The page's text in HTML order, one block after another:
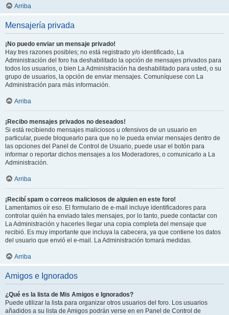
Arriba
Mensajería privada
¡No puedo enviar un mensaje privado!
Hay tres razones posibles; no está registrado y/o identificado, La
Administración del foro ha deshabilitado la opción de mensajes privados para
todos los usuarios, o bien La Administración ha deshabilitado para usted, o su
grupo de usuarios, la opción de enviar mensajes. Comuníquese con La
Administración para más información.
Arriba
¡Recibo mensajes privados no deseados!
Si está recibiendo mensajes maliciosos u ofensivos de un usuario en
particular, puede bloquearlo para que no le pueda enviar mensajes dentro de
las opciones del Panel de Control de Usuario, puede usar el botón para
informar o reportar dichos mensajes a los Moderadores, o comunicarlo a La
Administración.
Arriba
¡Recibí spam o correos maliciosos de alguien en este foro!
Lamentamos oír eso. El formulario de e-mail incluye identificadores para
controlar quién ha enviado tales mensajes, por lo tanto, puede contactar con
La Administración y hacerles llegar una copia completa del mensaje que
recibió. Es muy importante que incluya la cabecera, ya que contiene los datos
del usuario que envió el e-mail. La Administración tomará medidas.
Arriba
Amigos e Ignorados
¿Qué es la lista de Mis Amigos e Ignorados?
Puede utilizar la lista para organizar otros usuarios del foro. Los usuarios
añadidos a su lista de Amigos podrán verse en en Panel de Control de